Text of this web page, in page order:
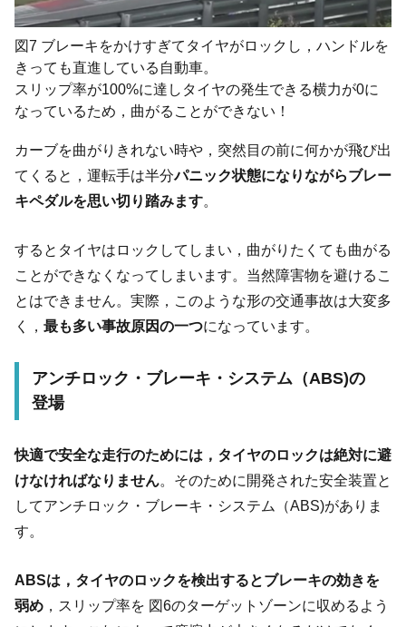
図7 ブレーキをかけすぎてタイヤがロックし，ハンドルを
きっても直進している自動車。
スリップ率が100%に達しタイヤの発生できる横力が0に
なっているため，曲がることができない！
カーブを曲がりきれない時や，突然目の前に何かが飛び出
てくると，運転手は半分パニック状態になりながらブレー
キペダルを思い切り踏みます。
するとタイヤはロックしてしまい，曲がりたくても曲がる
ことができなくなってしまいます。当然障害物を避けるこ
とはできません。実際，このような形の交通事故は大変多
く， 最も多い事故原因の一つになっています。
アンチロック・ブレーキ・システム（ABS)の
登場
快適で安全な走行のためには，タイヤのロックは絶対に避
けなければなりません。そのために開発された安全装置と
してアンチロック・ブレーキ・システム（ABS)がありま
す。
ABSは，タイヤのロックを検出するとブレーキの効きを
弱め ，スリップ率を 図6のターゲットゾーンに収めるよう